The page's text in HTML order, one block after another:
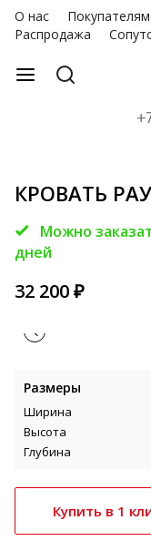
О нас Покупателям
Распродажа
КРОВАТЬ
Можно
дней
32 200₽
Размеры
Ширина
Высота
Глубина
Купить в 1